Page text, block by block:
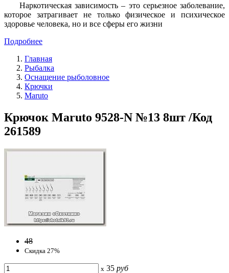
Наркотическая зависимость – это серьезное заболевание,
которое затрагивает не только физическое и психическое
здоровье человека, но и все сферы его жизни
Подробнее
Главная
Рыбалка
Оснащение рыболовное
Крючки
Maruto
Крючок Maruto 9528-N №13 8шт /Код
261589
48
Скидка 27%
x 35 руб